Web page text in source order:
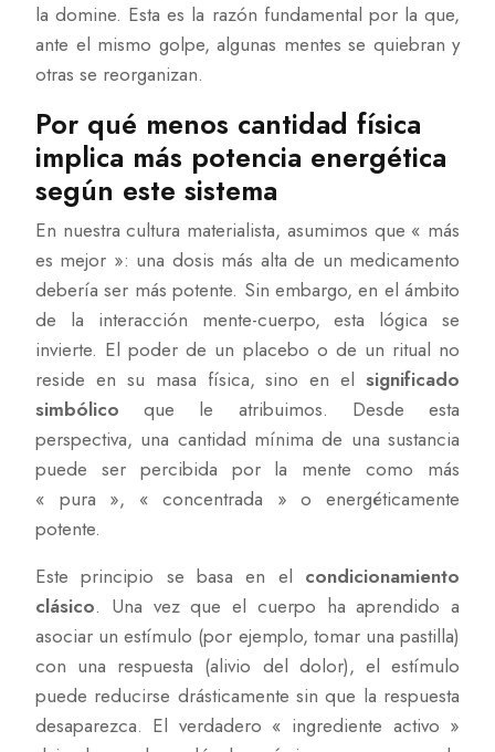
la domine. Esta es la razón fundamental por la que,
ante el mismo golpe, algunas mentes se quiebran y
otras se reorganizan.
Por qué menos cantidad física
implica más potencia energética
según este sistema
En nuestra cultura materialista, asumimos que « más
es mejor »: una dosis más alta de un medicamento
debería ser más potente. Sin embargo, en el ámbito
de la interacción mente-cuerpo, esta lógica se
invierte. El poder de un placebo o de un ritual no
reside en su masa física, sino en el significado
simbólico que le atribuimos. Desde esta
perspectiva, una cantidad mínima de una sustancia
puede ser percibida por la mente como más
« pura », « concentrada » o energéticamente
potente.
Este principio se basa en el condicionamiento
clásico. Una vez que el cuerpo ha aprendido a
asociar un estímulo (por ejemplo, tomar una pastilla)
con una respuesta (alivio del dolor), el estímulo
puede reducirse drásticamente sin que la respuesta
desaparezca. El verdadero « ingrediente activo »